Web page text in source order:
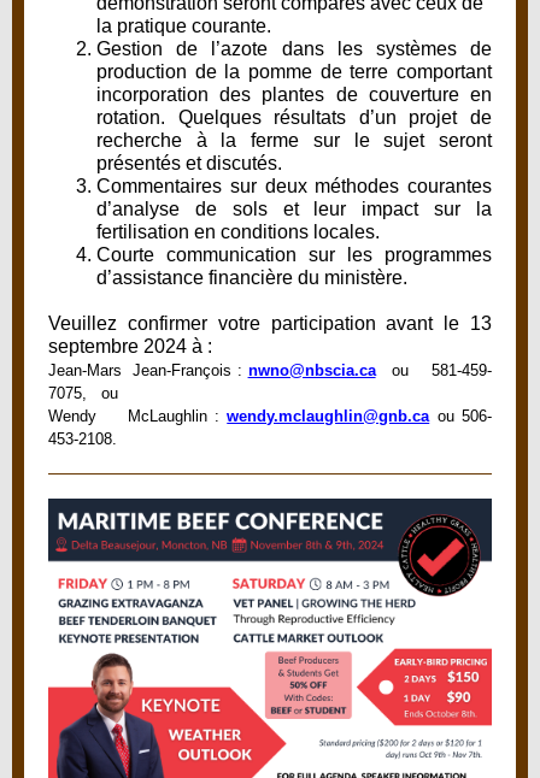
la pratique courante.
Gestion de l’azote dans les systèmes de
production de la pomme de terre comportant
incorporation des plantes de couverture en
rotation. Quelques résultats d’un projet de
recherche à la ferme sur le sujet seront
présentés et discutés.
Commentaires sur deux méthodes courantes
d’analyse de sols et leur impact sur la
fertilisation en conditions locales.
Courte communication sur les programmes
d’assistance financière du ministère.
Veuillez confirmer votre participation avant le 13
septembre 2024 à :
Jean-Mars Jean-François : nwno@nbscia.ca
ou 581-459-
7075, ou
Wendy McLaughlin :wendy.mclaughlin@gnb.ca ou 506-
453-2108.